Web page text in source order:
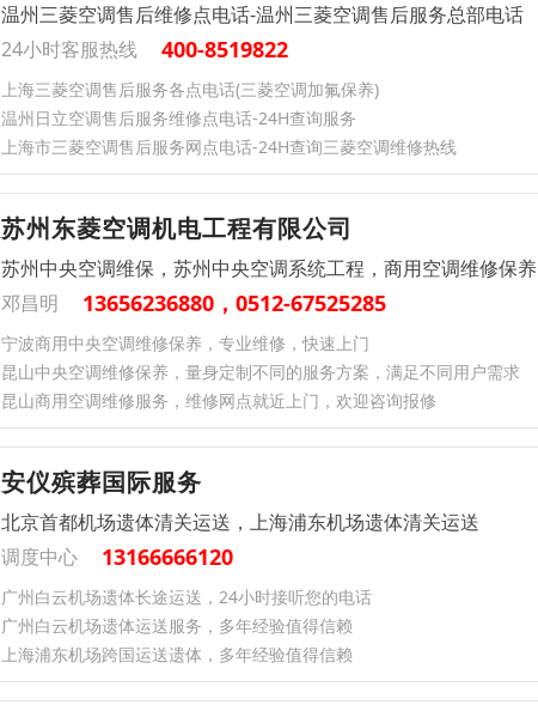
温州三菱空调售后维修点电话-温州三菱空调售后服务总部电话
24小时客服热线
400-8519822
上海三菱空调售后服务各点电话(三菱空调加氟保养)
温州日立空调售后服务维修点电话-24H查询服务
上海市三菱空调售后服务网点电话-24H查询三菱空调维修热线
苏州东菱空调机电工程有限公司
苏州中央空调维保，苏州中央空调系统工程，商用空调维修保养
邓昌明
13656236880，0512-67525285
宁波商用中央空调维修保养，专业维修，快速上门
昆山中央空调维修保养，量身定制不同的服务方案，满足不同用户需求
昆山商用空调维修服务，维修网点就近上门，欢迎咨询报修
安仪殡葬国际服务
北京首都机场遗体清关运送，上海浦东机场遗体清关运送
调度中心
13166666120
广州白云机场遗体长途运送，24小时接听您的电话
广州白云机场遗体运送服务，多年经验值得信赖
上海浦东机场跨国运送遗体，多年经验值得信赖